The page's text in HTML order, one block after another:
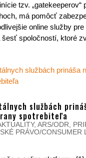
tzv. „gatekeeperov“
má pomôcť
online služby pre
šesť spoločností, ktoré
službách
spotrebiteľa
, ARS/ODR
PRÁVO/CONSUMER